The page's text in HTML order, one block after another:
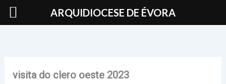
Skip
visita do clero oeste 2023
ARQUIDIOCESE DE ÉVORA